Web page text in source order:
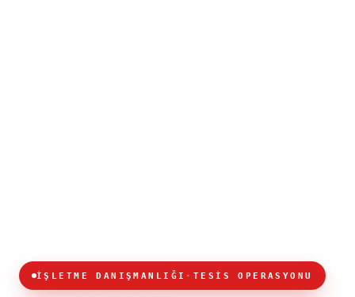
İŞLETME DANIŞMANLIĞI · TESİS OPERASYONU